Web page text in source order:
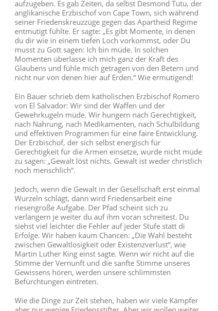
aufzugeben. Es gab Zeiten, da selbst Desmond Tutu, der
anglikanische Erzbischof von Cape Town, sich während
seiner Friedenskreuzzüge gegen das Apartheid Regime
entmutigt fühlte. Er sagte: „Es gibt Momente, in denen
du dir wie in einem tiefen Loch vorkommst, oder Du
musst zu Gott sagen: Ich bin müde. In solchen
Momenten überlasse ich mich ganz der Kraft des
Glaubens und fühle mich getragen von den Betern und
nicht nur von denen hier auf Erden.“ Wie ermutigend!
Ein Bauer schrieb dem katholischen Erzbischof Romero
von El Salvador: Wir sind der Waffen und der
Gewehrkugeln müde. Wir hungern nach Gerechtigkeit,
nach Nahrung, nach Medikamenten, nach Schulbildung
und effektiven Programmen für eine faire Entwicklung.
Der Erzbischof, der sich selbst energisch für
Gerechtigkeit für die Armen einsetze, wurde nicht müde
zu sagen: „Gewalt löst nichts. Gewalt ist weder christlich
noch menschlich“.
Jedoch, wenn die Gewalt in der Gesellschaft erst einmal
Wurzeln schlägt, dann wird Friedensarbeit eine
riesengroße Aufgabe. Der Pfad scheint sich zu
verlängern je weiter du auf ihm voran schreitest. Du
siehst viel leichter die Fehler auf jeder Stufe statt di
Erfolge. Wir haben kaum Chancen: „Die Wahl besteht
zwischen Gewaltlosigkeit oder Existenzverlust“, wie
Martin Luther King einst sagte. Wenn wir nicht auf die
Stimme der Vernunft und die sanfte Stimme unseres
Gewissens hören, werden unsere schlimmsten
Befürchtungen eintreten.
Wie die Dinge zur Zeit stehen, haben wir viele Kämpfer